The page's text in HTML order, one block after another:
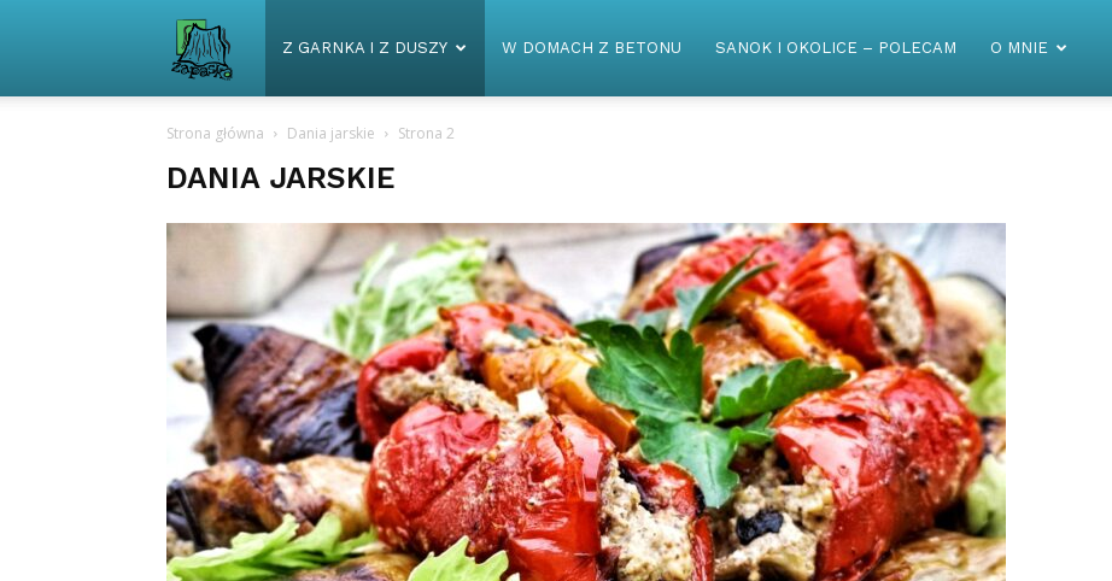
Zapaska
Z GARNKA I Z DUSZY W DOMACH Z BETONU SANOK I OKOLICE – POLECAM O MNIE
Strona główna Dania jarskie Strona 2
DANIA JARSKIE